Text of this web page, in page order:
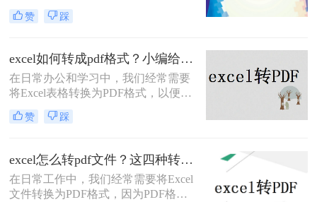
印或存档。然而，许多用户可能并不
希望为此付费购买专门的转换软件。
文将介绍几种免费且简单的方法，帮
助用户将Excel文件转换为PDF格式。
赞 踩
excel如何转成pdf格式？小编给你分享这三种方法！
​在日常办公和学习中，我们经常需要
将Excel表格转换为PDF格式，以便在
不改变原始格式的情况下进行分享、
打印或存档。那么excel如何转成pdf格
件转换为PDF格式的方法，帮助读者
轻松完成转换。
赞 踩
excel怎么转pdf文件？这四种转换方法看到就是赚到
在日常工作中，我们经常需要将Excel
文件转换为PDF格式，因为PDF格式